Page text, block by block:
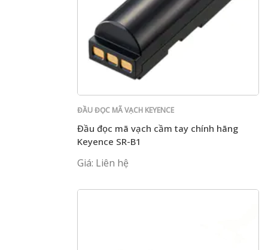
ĐẦU ĐỌC MÃ VẠCH KEYENCE
Đầu đọc mã vạch cầm tay chính hãng
Keyence SR-B1
Giá: Liên hệ